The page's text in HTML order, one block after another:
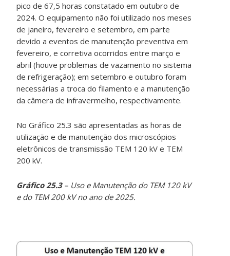
pico de 67,5 horas constatado em outubro de
2024. O equipamento não foi utilizado nos meses
de janeiro, fevereiro e setembro, em parte
devido a eventos de manutenção preventiva em
fevereiro, e corretiva ocorridos entre março e
abril (houve problemas de vazamento no sistema
de refrigeração); em setembro e outubro foram
necessárias a troca do filamento e a manutenção
da câmera de infravermelho, respectivamente.
No Gráfico 25.3 são apresentadas as horas de
utilização e de manutenção dos microscópios
eletrônicos de transmissão TEM 120 kV e TEM
200 kV.
Gráfico 25.3– Uso e Manutenção do TEM 120 kV
e do TEM 200 kV no ano de 2025.